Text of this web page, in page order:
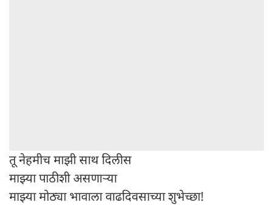
तू नेहमीच माझी साथ दिलीस
माझ्या पाठीशी असणाऱ्या
माझ्या मोठ्या भावाला वाढदिवसाच्या शुभेच्छा!